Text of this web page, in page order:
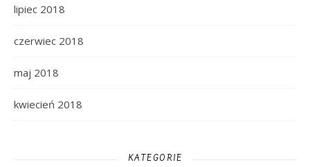
lipiec 2018
czerwiec 2018
maj 2018
kwiecień 2018
KATEGORIE